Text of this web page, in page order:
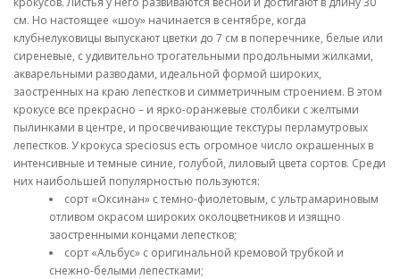
см. Но настоящее «шоу» начинается в сентябре, когда
клубнелуковицы выпускают цветки до 7 см в поперечнике, белые или
сиреневые, с удивительно трогательными продольными жилками,
акварельными разводами, идеальной формой широких,
заостренных на краю лепестков и симметричным строением. В этом
крокусе все прекрасно – и ярко-оранжевые столбики с желтыми
пылинками в центре, и просвечивающие текстуры перламутровых
лепестков. У крокуса speciosus есть огромное число окрашенных в
интенсивные и темные синие, голубой, лиловый цвета сортов. Среди
них наибольшей популярностью пользуются:
сорт «Оксинан» с темно-фиолетовым, с ультрамариновым
отливом окрасом широких околоцветников и изящно
заостренными концами лепестков;
сорт «Альбус» с оригинальной кремовой трубкой и
снежно-белыми лепестками;